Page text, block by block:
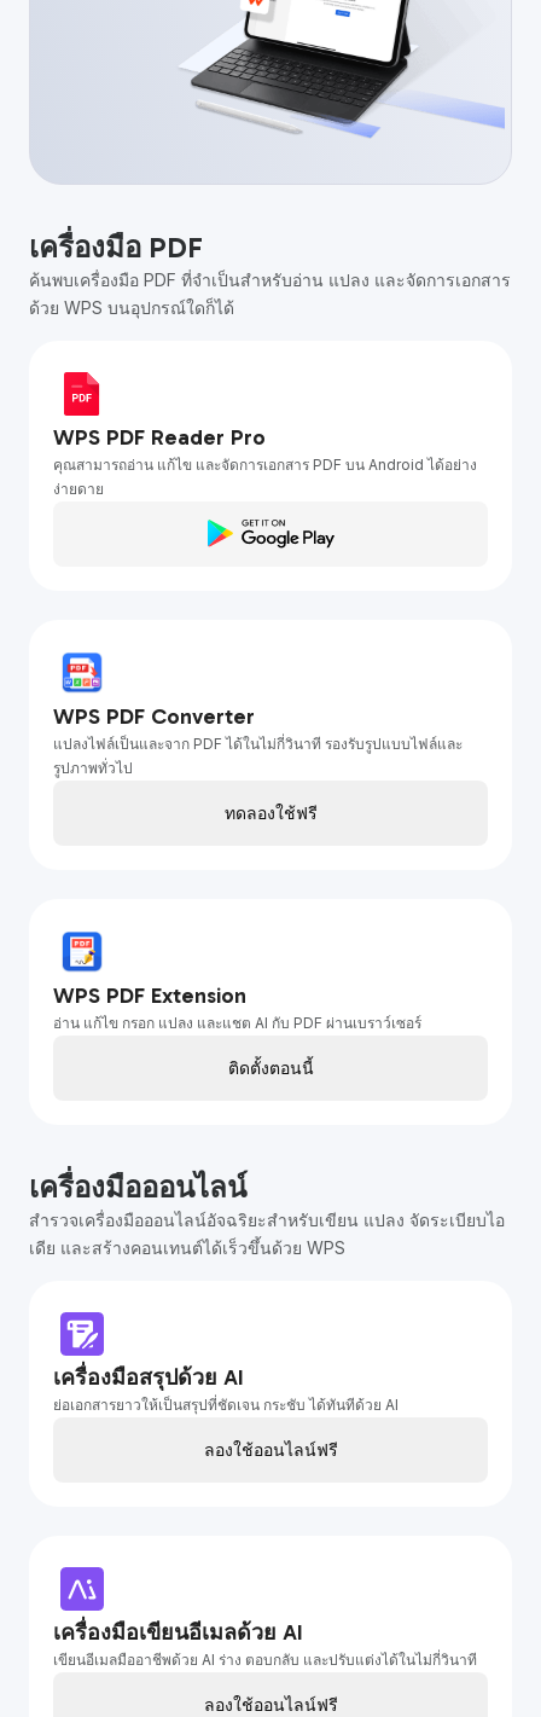
เครื่องมือ PDF
ค้นพบเครื่องมือ PDF ที่จำเป็นสำหรับอ่าน แปลง และจัดการเอกสาร
ด้วย WPS บนอุปกรณ์ใดก็ได้
WPS PDF Reader Pro
คุณสามารถอ่าน แก้ไข และจัดการเอกสาร PDF บน Android ได้อย่าง
ง่ายดาย
WPS PDF Converter
แปลงไฟล์เป็นและจาก PDF ได้ในไม่กี่วินาที รองรับรูปแบบไฟล์และ
รูปภาพทั่วไป
ทดลองใช้ฟรี
WPS PDF Extension
อ่าน แก้ไข กรอก แปลง และแชต AI กับ PDF ผ่านเบราว์เซอร์
ติดตั้งตอนนี้
เครื่องมือออนไลน์
สำรวจเครื่องมือออนไลน์อัจฉริยะสำหรับเขียน แปลง จัดระเบียบไอ
เดีย และสร้างคอนเทนต์ได้เร็วขึ้นด้วย WPS
เครื่องมือสรุปด้วย AI
ย่อเอกสารยาวให้เป็นสรุปที่ชัดเจน กระชับ ได้ทันทีด้วย AI
ลองใช้ออนไลน์ฟรี
เครื่องมือเขียนอีเมลด้วย AI
เขียนอีเมลมืออาชีพด้วย AI ร่าง ตอบกลับ และปรับแต่งได้ในไม่กี่วินาที
ลองใช้ออนไลน์ฟรี